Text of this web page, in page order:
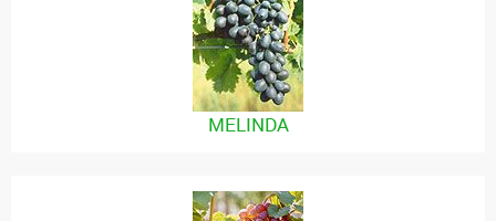
MELINDA